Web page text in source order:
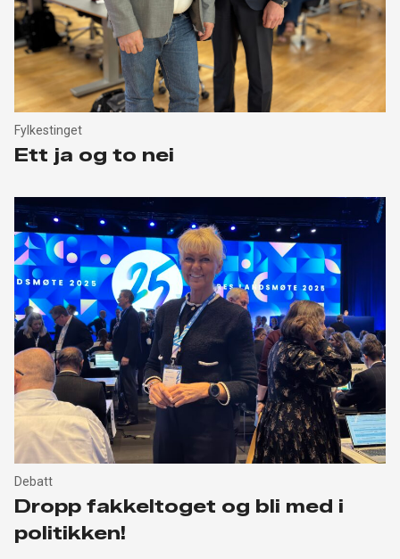
Fylkestinget
Ett ja og to nei
Debatt
Dropp fakkeltoget og bli med i
politikken!